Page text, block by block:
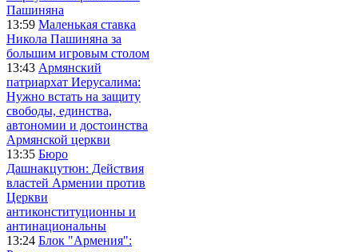
Пашиняна
13:59 Маленькая ставка
Никола Пашиняна за
большим игровым столом
13:43 Армянский
патриархат Иерусалима:
Нужно встать на защиту
свободы, единства,
автономии и достоинства
Армянской церкви
13:35 Бюро
Дашнакцутюн: Действия
властей Армении против
Церкви
антиконституционны и
антинациональны
13:24 Блок "Армения":